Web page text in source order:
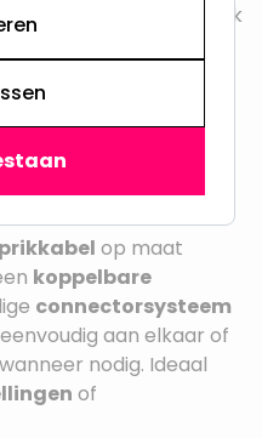
of je de kabel strak
doorhangen. Houd
aantal
in je tuin of ruimte.
flexibel
prikkabel op maat
koppelbare
connectorsysteem
aan elkaar of
nodig. Ideaal
of